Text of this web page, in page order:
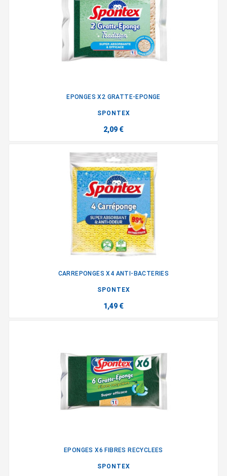
EPONGES X2 GRATTE-EPONGE
SPONTEX
2,09 €
CARREPONGES X4 ANTI-BACTERIES
SPONTEX
1,49 €
EPONGES X6 FIBRES RECYCLEES
SPONTEX